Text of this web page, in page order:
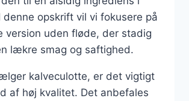
denne opskrift vil vi fokusere på
version uden fløde, der stadig
lækre smag og saftighed.
kalveculotte, er det vigtigt
af høj kvalitet. Det anbefales